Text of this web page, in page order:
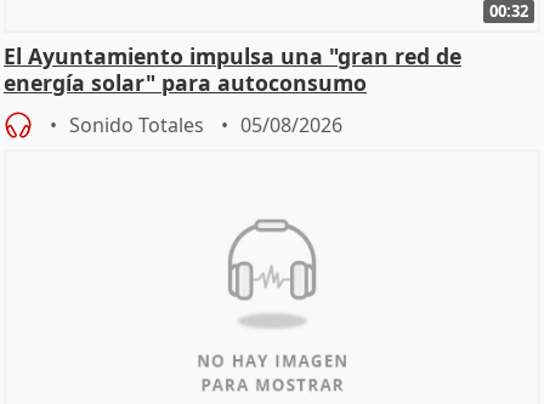
00:32
El Ayuntamiento impulsa una "gran red de
energía solar" para autoconsumo
Sonido Totales 05/08/2026